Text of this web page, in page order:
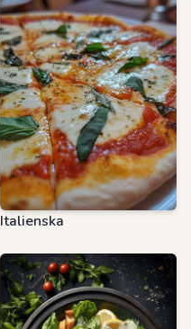
Italienska